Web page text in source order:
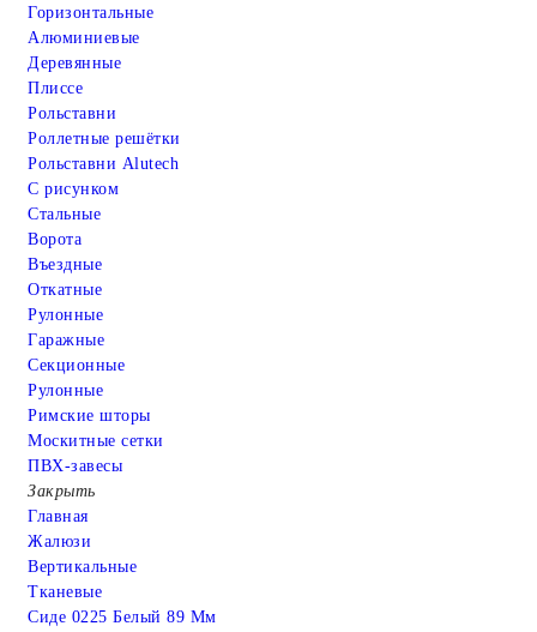
Горизонтальные
Алюминиевые
Деревянные
Плиссе
Рольставни
Роллетные решётки
Рольставни Alutech
С рисунком
Стальные
Ворота
Въездные
Откатные
Рулонные
Гаражные
Cекционные
Рулонные
Римские шторы
Москитные сетки
ПВХ-завесы
Закрыть
Главная
Жалюзи
Вертикальные
Тканевые
Сиде 0225 Белый 89 Мм